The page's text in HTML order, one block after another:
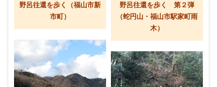
野呂往還を歩く（福山市新
市町）
野呂往還を歩く 第２弾
（蛇円山・福山市駅家町雨
木）